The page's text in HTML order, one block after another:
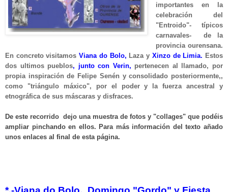
importantes en la
celebración del
"Entroido"- típicos
carnavales- de la
provincia ourensana.
En concreto visitamosViana do Bolo, Laza y Xinzo de Limia. Estos
dos ultimos pueblos, junto con Verin, pertenecen al llamado, por
propia inspiración de Felipe Senén y consolidado posteriormente,,
como "triángulo máxico", por el poder y la fuerza ancestral y
etnográfica de sus máscaras y disfraces.
De este recorrido dejo una muestra de fotos y "collages" que podéis
ampliar pinchando en ellos. Para más información del texto añado
unos enlaces al final de esta página.